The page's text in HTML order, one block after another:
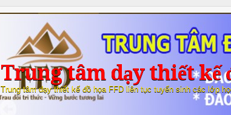
Trung tâm dạy thiết kế
Trung tâm dạy thiết kế đồ họa FFD liên tục tuyển sinh các lớp